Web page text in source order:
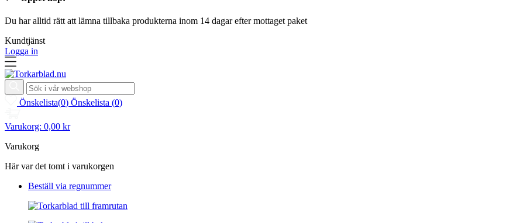
Du har alltid rätt att lämna tillbaka produkterna inom 14 dagar efter mottaget paket
Kundtjänst
Logga in
Önskelista(0) Önskelista (0)
Varukorg: 0,00 kr
Varukorg
Här var det tomt i varukorgen
Beställ via regnummer